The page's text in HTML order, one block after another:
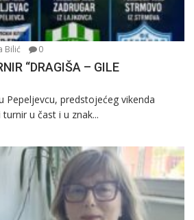
Bilić 0
“DRAGIŠA – GILE
Pepeljevcu, predstojećeg vikenda
u čast i u znak...